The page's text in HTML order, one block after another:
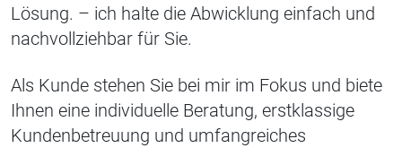
Lösung. – ich halte die Abwicklung einfach und
nachvollziehbar für Sie.
Als Kunde stehen Sie bei mir im Fokus und biete
Ihnen eine individuelle Beratung, erstklassige
Kundenbetreuung und umfangreiches